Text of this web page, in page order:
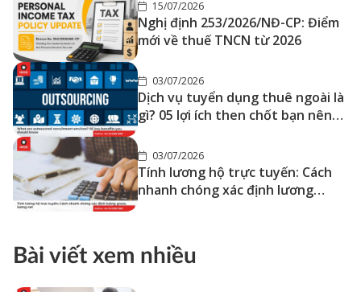
15/07/2026
Nghị định 253/2026/NĐ-CP: Điểm
mới về thuế TNCN từ 2026
03/07/2026
Dịch vụ tuyển dụng thuê ngoài là
gì? 05 lợi ích then chốt bạn nên
03/07/2026
Tính lương hộ trực tuyến: Cách
nhanh chóng xác định lương
Bài viết xem nhiều